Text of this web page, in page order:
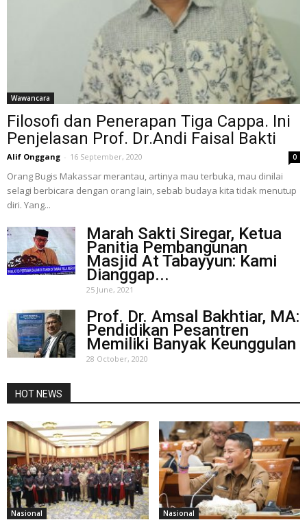
Wawancara
Filosofi dan Penerapan Tiga Cappa. Ini
Penjelasan Prof. Dr.Andi Faisal Bakti
Alif Onggang - 16 September, 2020 0
Orang Bugis Makassar merantau, artinya mau terbuka, mau dinilai
selagi berbicara dengan orang lain, sebab budaya kita tidak menutup
diri. Yang...
Marah Sakti Siregar, Ketua
Panitia Pembangunan
Masjid At Tabayyun: Kami
Dianggap...
25 June, 2021
Prof. Dr. Amsal Bakhtiar, MA:
Pendidikan Pesantren
Memiliki Banyak Keunggulan
28 October, 2020
HOT NEWS
Nasional Nasional